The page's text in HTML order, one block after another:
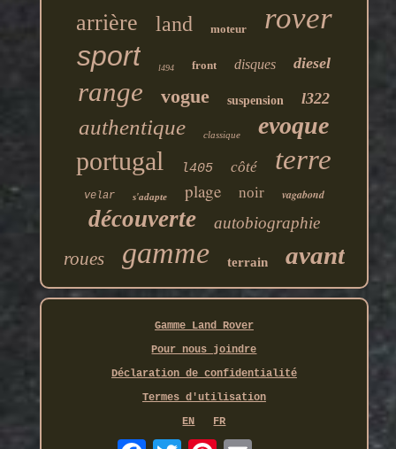
arrière land moteur rover
sport l494 front disques diesel
range vogue suspension l322
authentique classique evoque
portugal l405 côté terre
velar s'adapte plage noir vagabond
découverte autobiographie
roues gamme terrain avant
Gamme Land Rover
Pour nous joindre
Déclaration de confidentialité
Termes d'utilisation
EN
FR